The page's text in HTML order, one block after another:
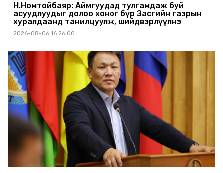
Н.Номтойбаяр: Аймгуудад тулгамдаж буй
асуудлуудыг долоо хоног бүр Засгийн газрын
хуралдаанд танилцуулж, шийдвэрлүүлнэ
2026-08-06 16:26:00